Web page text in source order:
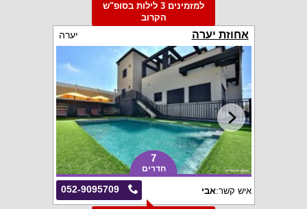
למזמינים 3 לילות בסופ"ש
הקרוב
אחוזת יערה יערה
7
חדרים
052-9095709 איש קשר:אבי